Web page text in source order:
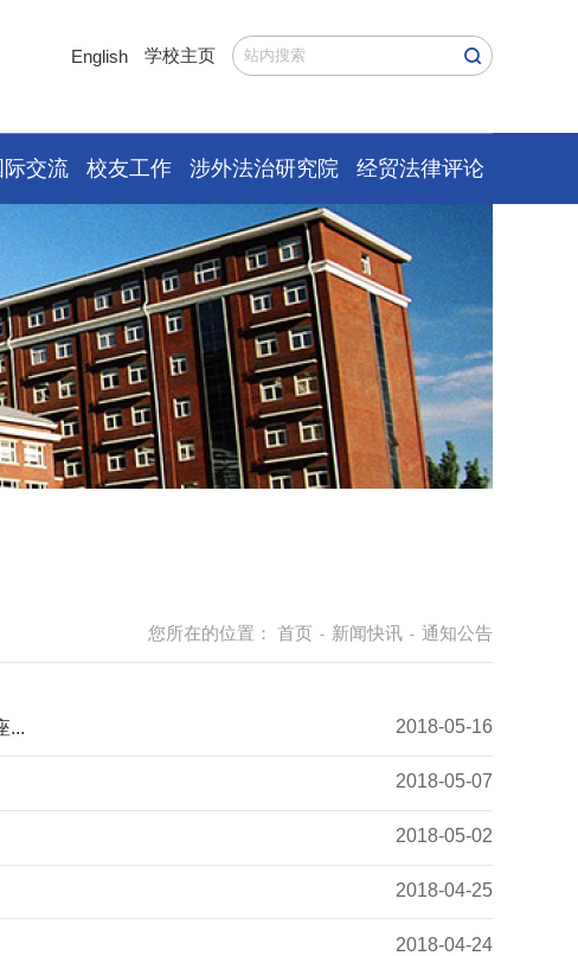
English 学校主页
际交流 校友工作 涉外法治研究院 经贸法律评论
您所在的位置： 首页 - 新闻快讯 - 通知公告
... 2018-05-16
2018-05-07
2018-05-02
2018-04-25
2018-04-24